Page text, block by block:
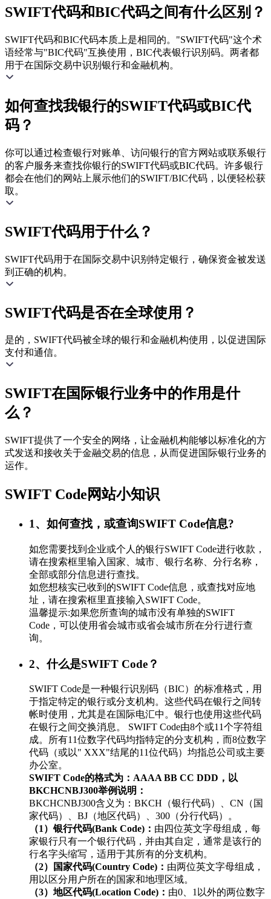
SWIFT代码和BIC代码之间有什么区别？
SWIFT代码和BIC代码本质上是相同的。"SWIFT代码"这个术
语经常与"BIC代码"互换使用，BIC代表银行识别码。两者都
用于在国际交易中识别银行和金融机构。
如何查找我银行的SWIFT代码或BIC代
码？
你可以通过检查银行对账单、访问银行的官方网站或联系银行
的客户服务来查找你银行的SWIFT代码或BIC代码。许多银行
都会在他们的网站上展示他们的SWIFT/BIC代码，以便轻松获
取。
SWIFT代码用于什么？
SWIFT代码用于在国际交易中识别特定银行，确保资金被发送
到正确的机构。
SWIFT代码是否在全球使用？
是的，SWIFT代码被全球的银行和金融机构使用，以促进国际
支付和通信。
SWIFT在国际银行业务中的作用是什
么？
SWIFT提供了一个安全的网络，让金融机构能够以标准化的方
式发送和接收关于金融交易的信息，从而促进国际银行业务的
运作。
SWIFT Code网站小知识
1、如何查找，或查询SWIFT Code信息?
如您需要找到企业或个人的银行SWIFT Code进行收款，
请在搜索框里输入国家、城市、银行名称、分行名称，
全部或部分信息进行查找。
如您想核实已收到的SWIFT Code信息，或查找对应地
址，请在搜索框里直接输入SWIFT Code。
温馨提示:如果您所查询的城市没有单独的SWIFT
Code，可以使用省会城市或省会城市所在分行进行查
询。
2、什么是SWIFT Code？
SWIFT Code是一种银行识别码（BIC）的标准格式，用
于指定特定的银行或分支机构。这些代码在银行之间转
帐时使用，尤其是在国际电汇中。银行也使用这些代码
在银行之间交换消息。 SWIFT Code由8个或11个字符组
成。所有11位数字代码均指特定的分支机构，而8位数字
代码（或以" XXX"结尾的11位代码）均指总公司或主要
办公室。
SWIFT Code的格式为：AAAA BB CC DDD，以
BKCHCNBJ300举例说明：
BKCHCNBJ300含义为：BKCH（银行代码）、CN（国
家代码）、BJ（地区代码）、300（分行代码）。
（1）银行代码(Bank Code)： 由四位英文字母组成，每
家银行只有一个银行代码，并由其自定，通常是该行的
行名字头缩写，适用于其所有的分支机构。
（2）国家代码(Country Code)： 由两位英文字母组成，
用以区分用户所在的国家和地理区域。
（3）地区代码(Location Code)： 由0、1以外的两位数字